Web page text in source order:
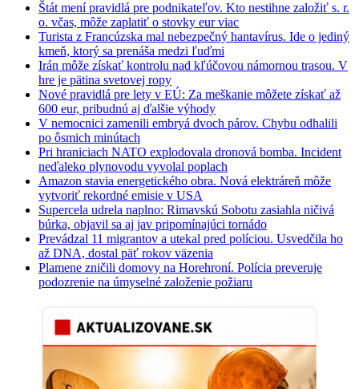
Štát mení pravidlá pre podnikateľov. Kto nestihne založiť s. r.
o. včas, môže zaplatiť o stovky eur viac
Turista z Francúzska mal nebezpečný hantavírus. Ide o jediný
kmeň, ktorý sa prenáša medzi ľuďmi
Irán môže získať kontrolu nad kľúčovou námornou trasou. V
hre je pätina svetovej ropy
Nové pravidlá pre lety v EÚ: Za meškanie môžete získať až
600 eur, pribudnú aj ďalšie výhody
V nemocnici zamenili embryá dvoch párov. Chybu odhalili
po ôsmich minútach
Pri hraniciach NATO explodovala dronová bomba. Incident
neďaleko plynovodu vyvolal poplach
Amazon stavia energetického obra. Nová elektráreň môže
vytvoriť rekordné emisie v USA
Supercela udrela naplno: Rimavskú Sobotu zasiahla ničivá
búrka, objavil sa aj jav pripomínajúci tornádo
Prevádzal 11 migrantov a utekal pred políciou. Usvedčila ho
až DNA, dostal päť rokov väzenia
Plamene zničili domovy na Horehroní. Polícia preveruje
podozrenie na úmyselné založenie požiaru